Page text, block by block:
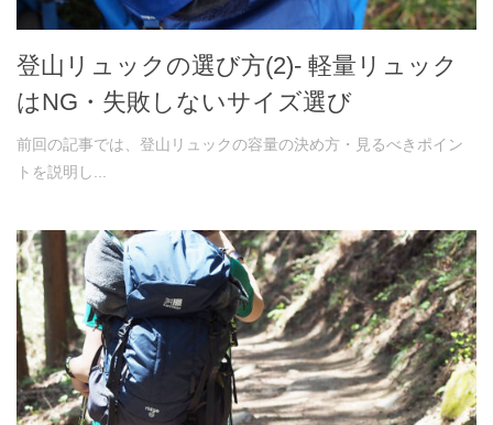
登山リュックの選び方(2)- 軽量リュック
はNG・失敗しないサイズ選び
前回の記事では、登山リュックの容量の決め方・見るべきポイン
トを説明し...